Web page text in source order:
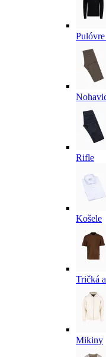
Pulóvre
Rifle
Košele
Tričká
Mikiny